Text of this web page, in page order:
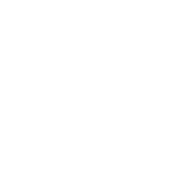
ようお願いしま
ズにご登録され
社の共同利用者
とをご了承くだ
はありません。
さない年数を意
、取り引きをい